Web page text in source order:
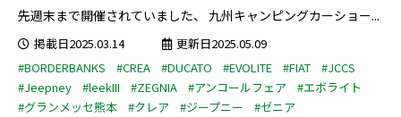
先週末まで開催されていました、 九州キャンピングカーショー...
掲載日2025.03.14
更新日2025.05.09
#BORDERBANKS
#CREA #DUCATO #EVOLITE #FIAT
#JCCS
#Jeepney
#leekIII #ZEGNIA #アンコールフェア
#エボライト
#グランメッセ熊本
#クレア #ジープニー
#ゼニア